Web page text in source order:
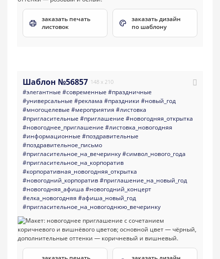
заказать печать
листовок
заказать дизайн
по шаблону
Шаблон №56857 148 x 210
#элегантные #современные #праздничные
#универсальные #реклама #праздники #новый_год
#многоцелевые #мероприятия #листовка
#пригласительные #приглашение #новогодняя_открытка
#новогоднее_приглашение #листовка_новогодняя
#информационные #поздравительные
#поздравительное_письмо
#пригласительное_на_вечеринку#символ_нового_года
#пригласительное_на_корпоратив
#корпоративная_новогодняя_открытка
#новогодний_корпоратив#приглашение_на_новый_год
#новогодняя_афиша #новогодний_концерт
#елка_новогодняя #афиша_новый_год
#пригласительное_на_новогоднюю_вечеринку